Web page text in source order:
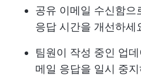
공유 이메일 수신함으
응답 시간을 개선하세
팀원이 작성 중인 업
메일 응답을 일시 중